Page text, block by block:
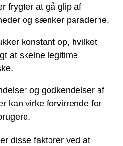
frygter at gå glip af
og sænker paraderne.
konstant op, hvilket
at skelne legitime
og godkendelser af
kan virke forvirrende for
disse faktorer ved at